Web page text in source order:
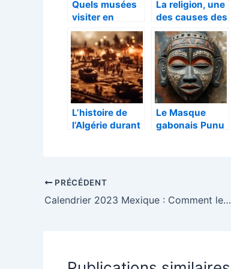
Quels musées
visiter en
Normandie ?
La religion, une
des causes des
millions de
morts à travers
des guerres
L’histoire de
l’Algérie durant
résistance et
héritage
Le Masque
gabonais Punu
PRÉCÉDENT
Calendrier 2023 Mexique : Comment les entreprises s’adaptent aux conges nationaux